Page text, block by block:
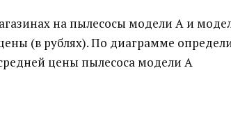
на пылесосы модели А и
(в рублях). По диаграмме
цены пылесоса модели А